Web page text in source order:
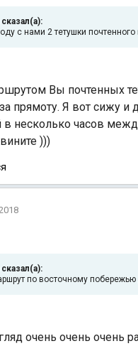
с нами 2 тетушки почтенного
Вы почтенных
прямоту. Я вот сижу и
в несколько часов
)))
по восточному
очень очень очень